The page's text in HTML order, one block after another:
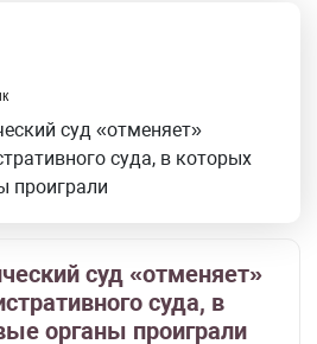
суд «отменяет»
суда, в которых
проиграли
суд «отменяет»
суда, в
органы проиграли